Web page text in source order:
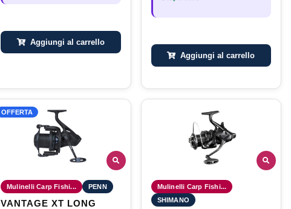
Aggiungi al carrello
Aggiungi al carrello
OFFERTA
Mulinelli Carp Fishi... PENN
VANTAGE XT LONG
Mulinelli Carp Fishi...
SHIMANO